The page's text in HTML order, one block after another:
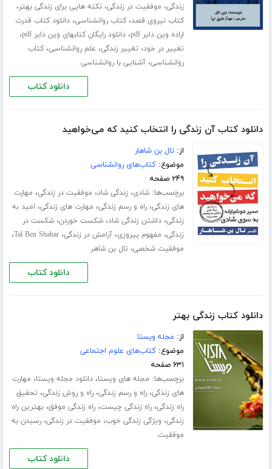
زندگی، موفقیت در زندگی،نکته هایی برای زندگی بهتر،
کتاب نیروی قصد،کتاب روانشناسی،دانلود کتاب قدرت
اراده وین دایر pdf
،دانلود رایگان کتابهای وین دایر pdf ،
تغییر در خود، تغییر زندگی، علم روانشناسی،کتاب
روانشناسی،آشنایی با روانشناسی
دانلود کتاب
دانلود کتاب آن زندگی را انتخاب کنید که می‌خواهید
از:تال بن شاهار
موضوع:کتاب‌های روانشناسی
۲۴۹ صفحه
برچسب‌ها:شادی، زندگی شاد، موفقیت در زندگی، مهارت
های زندگی،راه و رسم زندگی، مهارت های زندگی، امید به
زندگی،داشتن زندگی شاد،شکست خوردن،شکست در
زندگی، مفهوم پیروزی،آرامش در زندگی،Tal Ben Shahar،
موفقیت شخصی، تال بن شاهر
دانلود کتاب
دانلود کتاب زندگی بهتر
از: مجله ویستا
موضوع:کتاب‌های علوم اجتماعی
۶۳۱ صفحه
برچسب‌ها: مجله های ویستا،دانلود مجله ویستا، مهارت
های زندگی،راه و رسم زندگی،راه و روش زندگی، تحقیق
راه زندگی،راه زندگی چیست،راه زندگی موفق،بهترین راه
زندگی، ویژگی زندگی خوب، موفقیت در زندگی،رسیدن به
موفقیت
دانلود کتاب